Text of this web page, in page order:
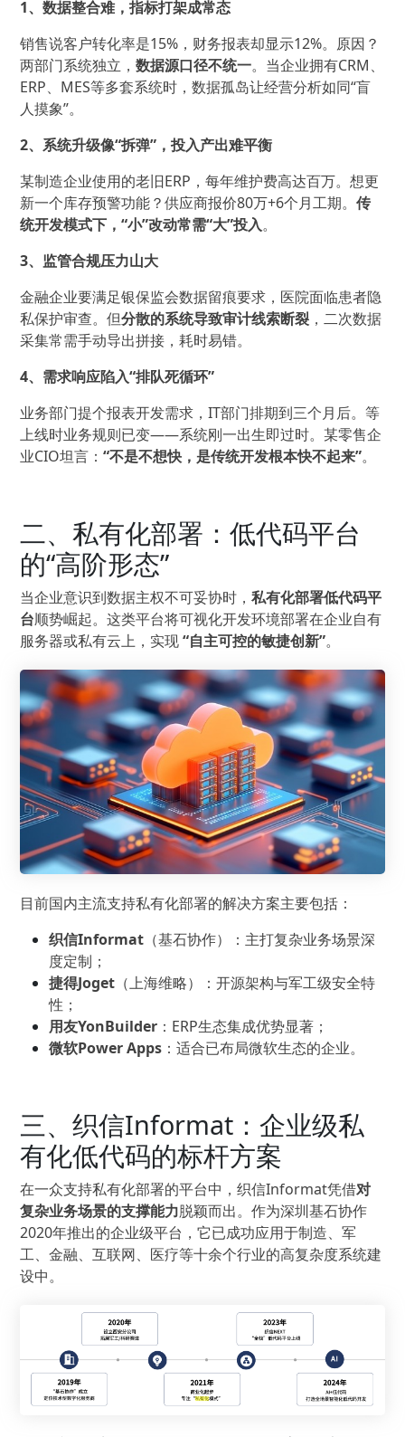
1、数据整合难，指标打架成常态
销售说客户转化率是15%，财务报表却显示12%。原因？
两部门系统独立，数据源口径不统一。当企业拥有CRM、
ERP、MES等多套系统时，数据孤岛让经营分析如同“盲
人摸象”。
2、系统升级像“拆弹”，投入产出难平衡
某制造企业使用的老旧ERP，每年维护费高达百万。想更
新一个库存预警功能？供应商报价80万+6个月工期。传
统开发模式下，“小”改动常需“大”投入。
3、监管合规压力山大
金融企业要满足银保监会数据留痕要求，医院面临患者隐
私保护审查。但分散的系统导致审计线索断裂 ，二次数据
采集常需手动导出拼接，耗时易错。
4、需求响应陷入“排队死循环”
业务部门提个报表开发需求，IT部门排期到三个月后。等
上线时业务规则已变——系统刚一出生即过时。某零售企
业CIO坦言：“不是不想快，是传统开发根本快不起来”。
二、私有化部署：低代码平台
的“高阶形态”
当企业意识到数据主权不可妥协时，私有化部署低代码平
台顺势崛起。这类平台将可视化开发环境部署在企业自有
服务器或私有云上，实现“自主可控的敏捷创新”。
目前国内主流支持私有化部署的解决方案主要包括：
织信Informat （基石协作）：主打复杂业务场景深
度定制；
捷得Joget （上海维略）：开源架构与军工级安全特
性；
用友YonBuilder ：ERP生态集成优势显著；
微软Power Apps ：适合已布局微软生态的企业。
三、织信Informat：企业级私
有化低代码的标杆方案
在一众支持私有化部署的平台中，织信Informat凭借对
复杂业务场景的支撑能力脱颖而出。作为深圳基石协作
2020年推出的企业级平台，它已成功应用于制造、军
工、金融、互联网、医疗等十余个行业的高复杂度系统建
设中。